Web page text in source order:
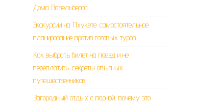
Дома Вавельберга
Экскурсии на Пхукете: самостоятельное
планирование против готовых туров
Как выбрать билет на поезд и не
переплатить: секреты опытных
путешественников
Загородный отдых с парной: почему это